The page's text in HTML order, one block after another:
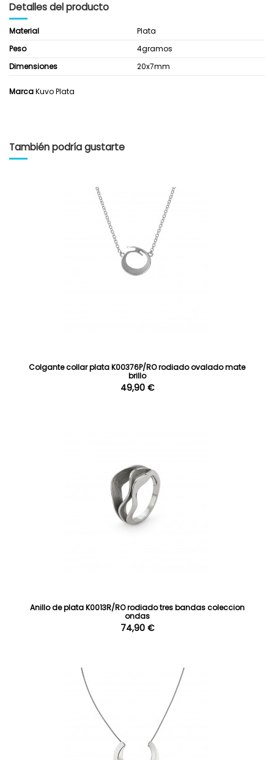
Detalles del producto
Material
Plata
Peso
4gramos
Dimensiones
20x7mm
MarcaKuvo Plata
También podría gustarte
Colgante collar plata K00376P/RO rodiado ovalado mate
brillo
49,90 €
Anillo de plata K0013R/RO rodiado tres bandas coleccion
ondas
74,90 €